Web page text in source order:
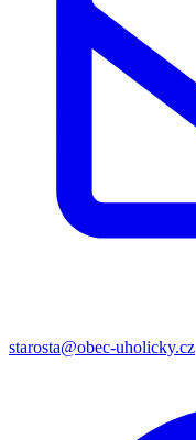
starosta@obec-uholicky.cz